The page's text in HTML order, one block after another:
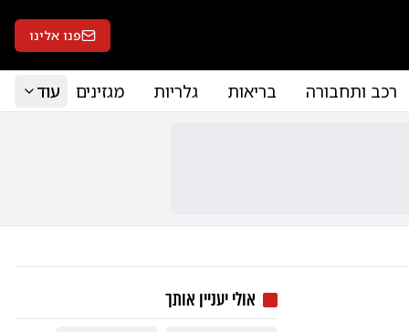
פנו אלינו
רכב ותחבורה בריאות גלריות מגזינים עוד
אולי יעניין אותך